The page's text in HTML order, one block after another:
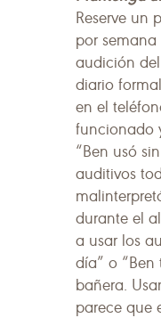
Reserve un
por
audición
diario
en el
funcionado
“Ben usó
auditivos
durante el
a usar los
día” o
bañera.
parece que